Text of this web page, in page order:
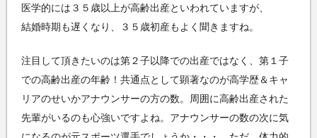
医学的には３５歳以上が高齢出産といわれていますが、
結婚時期も遅くなり、３５歳初産もよく聞きますね。
注目して頂きたいのは第２子以降での出産ではなく、第１子
での高齢出産の年齢！共通点として顕著なのが高学歴＆キャ
リアのせいかアナウンサーの方の数。周囲に高齢出産された
先輩がいるのも心強いですよね。アナウンサーの数の次に気